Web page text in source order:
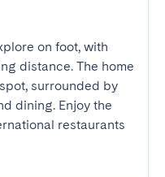
on foot, with
distance. The home
surrounded by
dining. Enjoy the
restaurants